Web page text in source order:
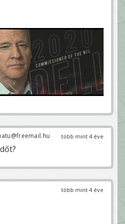
több mint 4 éve
több mint 4 éve